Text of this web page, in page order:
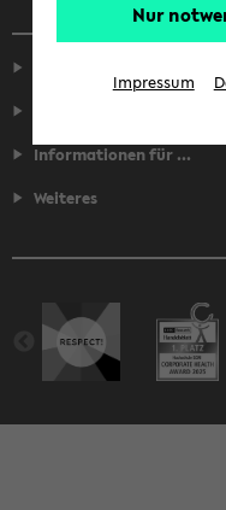
Informationen für ...
Weiteres
Nur
Impressum